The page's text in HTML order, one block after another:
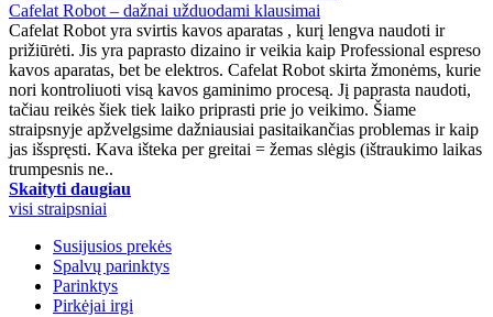
Cafelat Robot – dažnai užduodami klausimai
Cafelat Robot yra svirtis kavos aparatas , kurį lengva naudoti ir
prižiūrėti. Jis yra paprasto dizaino ir veikia kaip Professional espreso
kavos aparatas, bet be elektros. Cafelat Robot skirta žmonėms, kurie
nori kontroliuoti visą kavos gaminimo procesą. Jį paprasta naudoti,
tačiau reikės šiek tiek laiko priprasti prie jo veikimo. Šiame
straipsnyje apžvelgsime dažniausiai pasitaikančias problemas ir kaip
jas išspręsti. Kava išteka per greitai = žemas slėgis (ištraukimo laikas
trumpesnis ne..
Skaityti daugiau
visi straipsniai
Susijusios prekės
Spalvų parinktys
Parinktys
Pirkėjai irgi